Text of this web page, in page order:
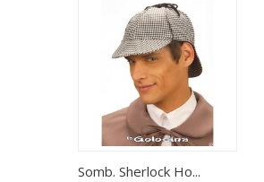
Somb. Sherlock Ho...